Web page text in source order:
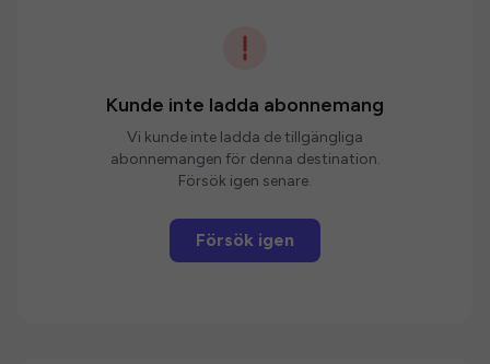
Kunde inte ladda abonnemang
Vi kunde inte ladda de tillgängliga
abonnemangen för denna destination.
Försök igen senare.
Försök igen